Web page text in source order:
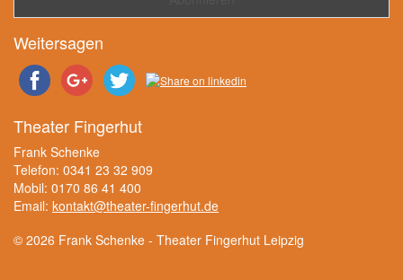
Weitersagen
Theater Fingerhut
Frank Schenke
Telefon: 0341 23 32 909
Mobil: 0170 86 41 400
Email: kontakt@theater-fingerhut.de
© 2026 Frank Schenke - Theater Fingerhut Leipzig